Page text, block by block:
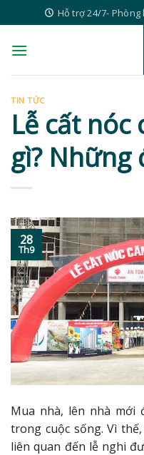
to
content
Hỗ trợ 24/7-
TIN TỨC
Lễ cất nóc
gì? Những
28
Th9
Mua nhà, lên nhà mới
trong cuộc sống. Vì
liên quan đến lễ nghi